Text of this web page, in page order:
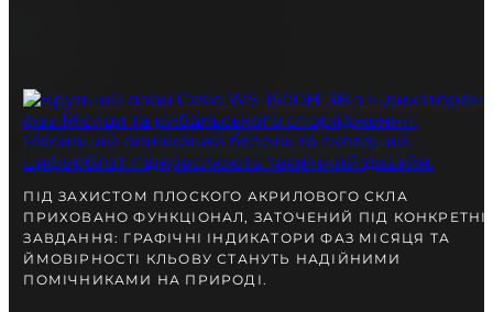
ГАРАНТІЯ 12-24 МІСЯЦІВ
ВІДПРАВКА В ДЕНЬ ЗАМОВЛЕННЯ
Telegram
ПОРАДЬТЕСЯ
ПІД ЗАХИСТОМ ПЛОСКОГО АКРИЛОВОГО СКЛА
ПРИХОВАНО ФУНКЦІОНАЛ, ЗАТОЧЕНИЙ ПІД КОНКРЕТНІ
ЗАВДАННЯ: ГРАФІЧНІ ІНДИКАТОРИ ФАЗ МІСЯЦЯ ТА
ЙМОВІРНОСТІ КЛЬОВУ СТАНУТЬ НАДІЙНИМИ
ПОМІЧНИКАМИ НА ПРИРОДІ.